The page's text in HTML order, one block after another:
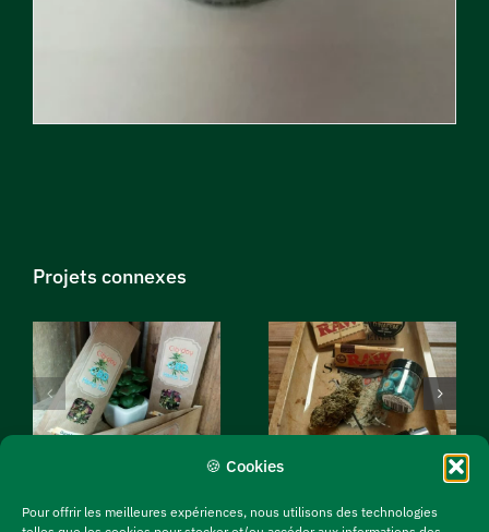
🍪 Cookies
Pour offrir les meilleures expériences, nous utilisons des technologies
Projets connexes
Thés
Accessoires
Fumeurs